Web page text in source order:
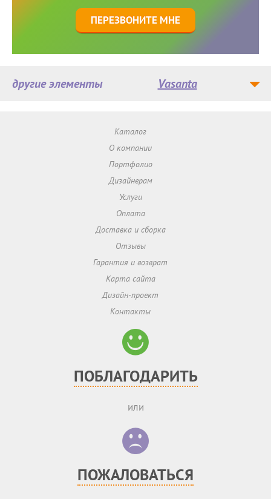
ПЕРЕЗВОНИТЕ МНЕ
другие элементы Vasanta
Каталог
О компании
Портфолио
Дизайнерам
Услуги
Оплата
Доставка и сборка
Отзывы
Гарантия и возврат
Карта сайта
Дизайн-проект
Контакты
ПОБЛАГОДАРИТЬ
или
ПОЖАЛОВАТЬСЯ